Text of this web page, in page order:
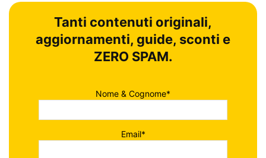
Tanti contenuti originali,
aggiornamenti, guide, sconti e
ZERO SPAM.
Nome & Cognome*
Email*